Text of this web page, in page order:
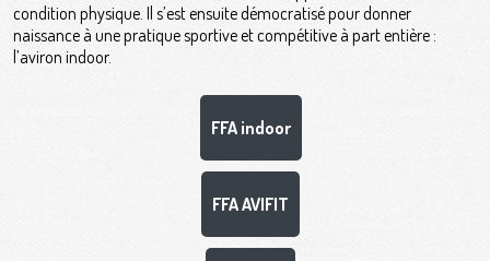
condition physique. Il s’est ensuite démocratisé pour donner
naissance à une pratique sportive et compétitive à part entière :
l’aviron indoor.
FFA indoor
FFA AVIFIT